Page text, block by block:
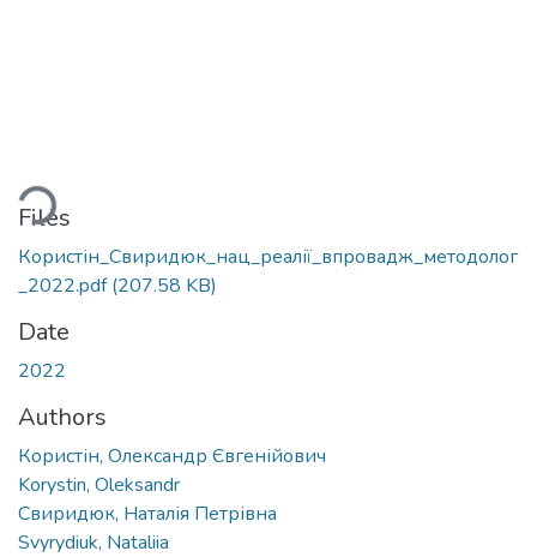
Files
Користін_Свиридюк_нац_реалії_впровадж_методолог
_2022.pdf(207.58 KB)
Date
2022
Authors
Користін, Олександр Євгенійович
Korystin, Oleksandr
Свиридюк, Наталія Петрівна
Svyrydiuk, Nataliia